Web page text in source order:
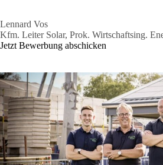
Lennard Vos
Kfm. Leiter Solar, Prok. Wirtschaftsing.
Jetzt Bewerbung abschicken